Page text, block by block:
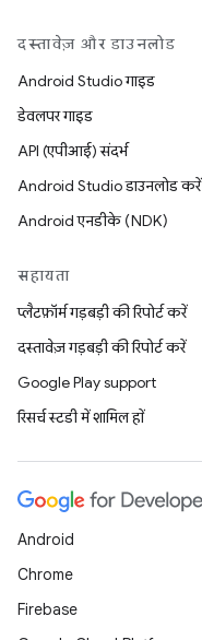
दस्तावेज़ और डाउनलोड
Android Studio गाइड
डेवलपर गाइड
API (एपीआई) संदर्भ
Android Studio डाउनलोड करें
Android एनडीके (NDK)
सहायता
प्लैटफ़ॉर्म गड़बड़ी की रिपोर्ट करें
दस्तावेज़ गड़बड़ी की रिपोर्ट करें
Google Play support
रिसर्च स्टडी में शामिल हों
Android
Chrome
Firebase